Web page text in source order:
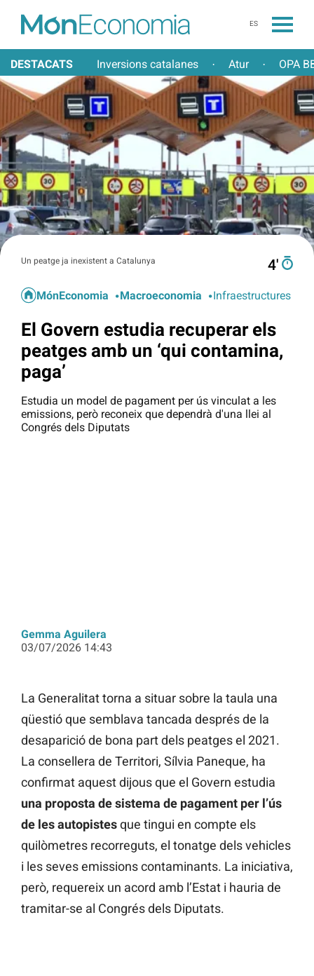
ES
DESTACATS Inversions catalanes · Atur · OPA
Un peatge ja inexistent a Catalunya 4′
MónEconomia Macroeconomia Infraestructures
El Govern estudia recuperar els
peatges amb un ‘qui contamina,
paga’
Estudia un model de pagament per ús vinculat a les
emissions, però reconeix que dependrà d'una llei al
Congrés dels Diputats
Gemma Aguilera
03/07/2026 14:43
La Generalitat torna a situar sobre la taula una
qüestió que semblava tancada després de la
desaparició de bona part dels peatges el 2021.
La consellera de Territori, Sílvia Paneque, ha
confirmat aquest dijous que el Govern estudia
una proposta de sistema de pagament per l’ús
de les autopistesque tingui en compte els
quilòmetres recorreguts, el tonatge dels vehicles
i les seves emissions contaminants. La iniciativa,
però, requereix un acord amb l’Estat i hauria de
tramitar-se al Congrés dels Diputats.